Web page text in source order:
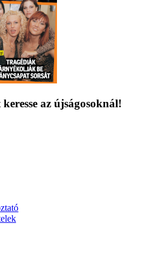
az újságosoknál!